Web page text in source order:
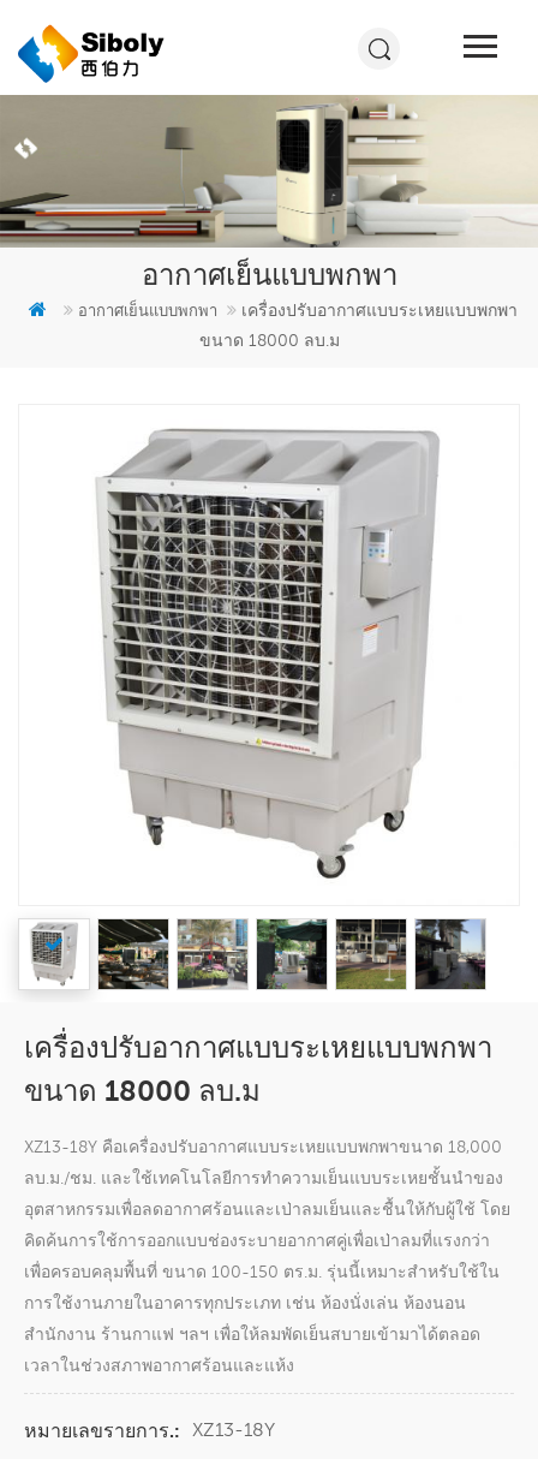
อากาศเย็นแบบพกพา
อากาศเย็นแบบพกพา
เครื่องปรับอากาศแบบระเหยแบบพกพา
ขนาด 18000 ลบ.ม
เครื่องปรับอากาศแบบระเหยแบบพกพา
ขนาด 18000 ลบ.ม
XZ13-18Y คือเครื่องปรับอากาศแบบระเหยแบบพกพาขนาด 18,000
ลบ.ม./ชม. และใช้เทคโนโลยีการทำความเย็นแบบระเหยชั้นนำของ
อุตสาหกรรมเพื่อลดอากาศร้อนและเป่าลมเย็นและชื้นให้กับผู้ใช้ โดย
คิดค้นการใช้การออกแบบช่องระบายอากาศคู่เพื่อเป่าลมที่แรงกว่า
เพื่อครอบคลุมพื้นที่ ขนาด 100-150 ตร.ม. รุ่นนี้เหมาะสำหรับใช้ใน
การใช้งานภายในอาคารทุกประเภท เช่น ห้องนั่งเล่น ห้องนอน
สำนักงาน ร้านกาแฟ ฯลฯ เพื่อให้ลมพัดเย็นสบายเข้ามาได้ตลอด
เวลาในช่วงสภาพอากาศร้อนและแห้ง
หมายเลขรายการ.: XZ13-18Y